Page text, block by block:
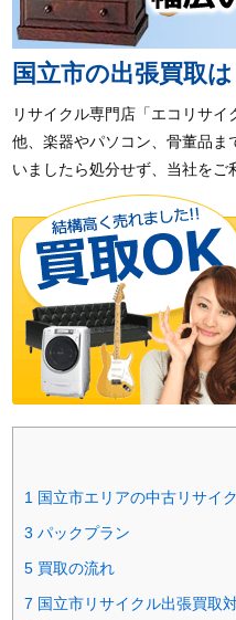
国立市の出張買取
リサイクル専門店「エコリサ
他、楽器やパソコン、骨董品
いましたら処分せず、当社をご
1 国立市エリアの中古リサイ
3 パックプラン
5 買取の流れ
7 国立市リサイクル出張買取